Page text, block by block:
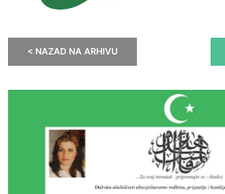
< NAZAD NA ARHIVU